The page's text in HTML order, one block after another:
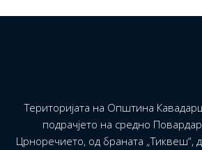
Територијата на Општина
подрачјето на средно
Црноречието, од браната „Тиквеш“,